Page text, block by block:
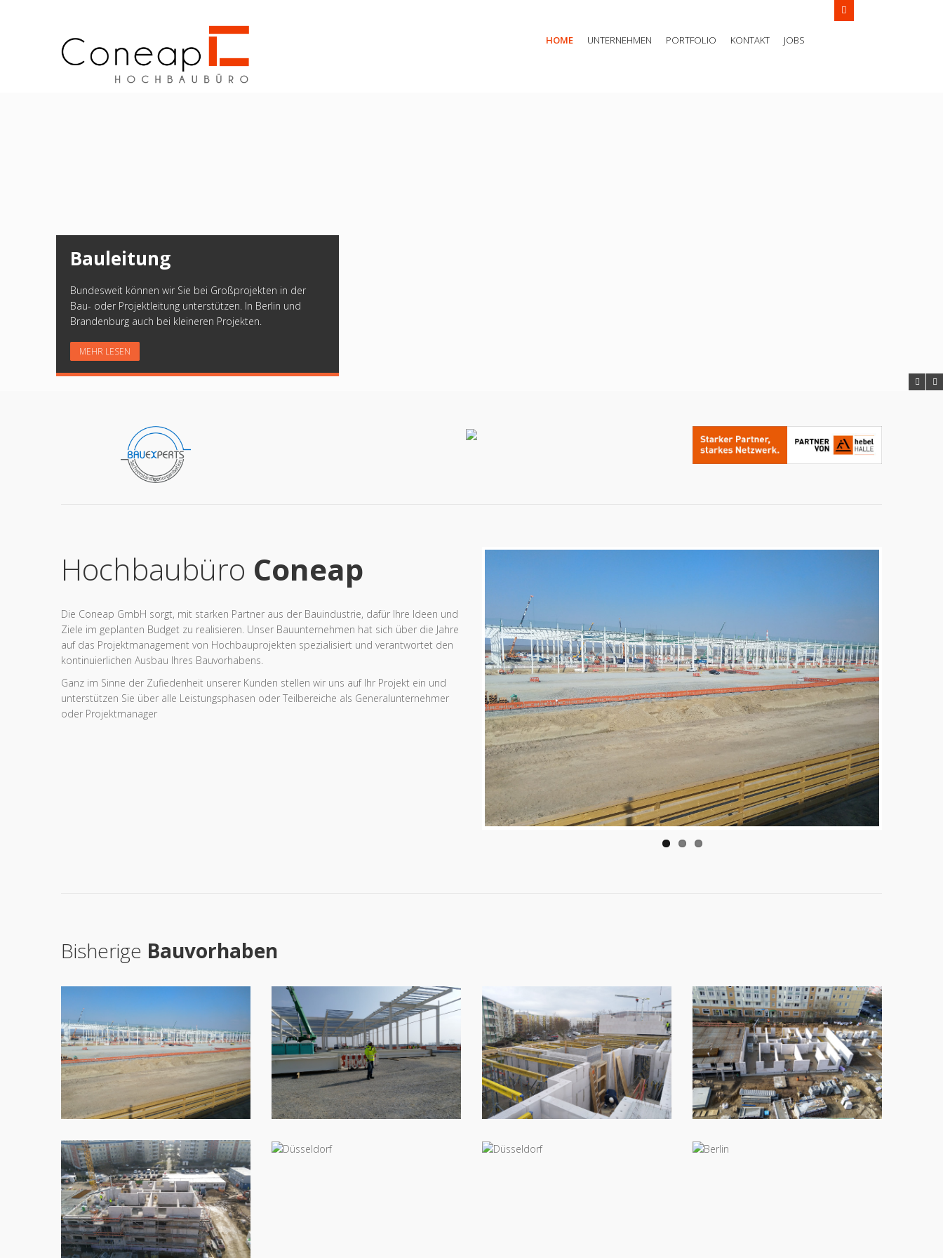
Wir haben noch freie Kapazitäten
HOME UNTERNEHMEN PORTFOLIO KONTAKT JOBS
Bauleitung
Bundesweit können wir Sie bei Großprojekten in der
Bau- oder Projektleitung unterstützen. In Berlin und
Brandenburg auch bei kleineren Projekten.
MEHR LESEN
Hochbaubüro Coneap
Die Coneap GmbH sorgt, mit starken Partner aus der Bauindustrie, dafür Ihre Ideen und
Ziele im geplanten Budget zu realisieren. Unser Bauunternehmen hat sich über die Jahre
auf das Projektmanagement von Hochbauprojekten spezialisiert und verantwortet den
kontinuierlichen Ausbau Ihres Bauvorhabens.
Ganz im Sinne der Zufiedenheit unserer Kunden stellen wir uns auf Ihr Projekt ein und
unterstützen Sie über alle Leistungsphasen oder Teilbereiche als Generalunternehmer
oder Projektmanager
Bisherige Bauvorhaben